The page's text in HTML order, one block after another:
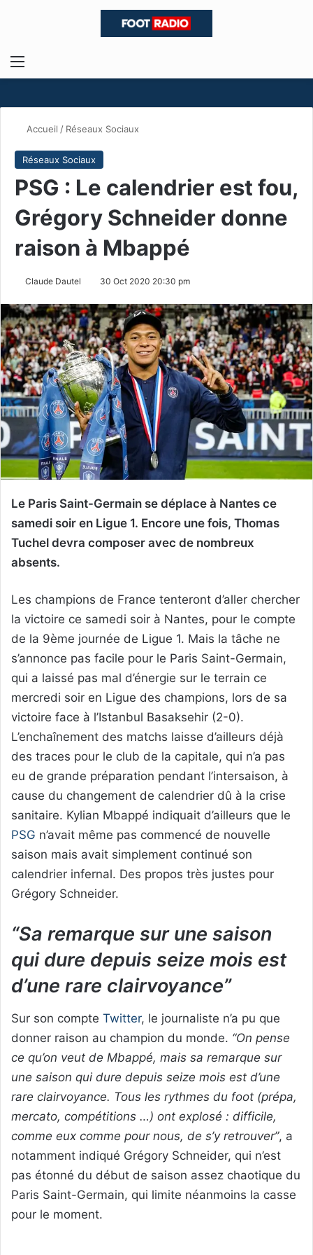
Menu
Accueil / Réseaux Sociaux
Réseaux Sociaux
PSG : Le calendrier est fou,
Grégory Schneider donne
raison à Mbappé
Claude Dautel 30 Oct 2020 20:30 pm
Le Paris Saint-Germain se déplace à Nantes ce
samedi soir en Ligue 1. Encore une fois, Thomas
Tuchel devra composer avec de nombreux
absents.
Les champions de France tenteront d’aller chercher
la victoire ce samedi soir à Nantes, pour le compte
de la 9ème journée de Ligue 1. Mais la tâche ne
s’annonce pas facile pour le Paris Saint-Germain,
qui a laissé pas mal d’énergie sur le terrain ce
mercredi soir en Ligue des champions, lors de sa
victoire face à l’Istanbul Basaksehir (2-0).
L’enchaînement des matchs laisse d’ailleurs déjà
des traces pour le club de la capitale, qui n’a pas
eu de grande préparation pendant l’intersaison, à
cause du changement de calendrier dû à la crise
sanitaire. Kylian Mbappé indiquait d’ailleurs que le
PSG n’avait même pas commencé de nouvelle
saison mais avait simplement continué son
calendrier infernal. Des propos très justes pour
Grégory Schneider.
“Sa remarque sur une saison
qui dure depuis seize mois est
d’une rare clairvoyance”
Sur son compte Twitter, le journaliste n’a pu que
donner raison au champion du monde. “On pense
ce qu’on veut de Mbappé, mais sa remarque sur
une saison qui dure depuis seize mois est d’une
rare clairvoyance. Tous les rythmes du foot (prépa,
mercato, compétitions …) ont explosé : difficile,
comme eux comme pour nous, de s’y retrouver”, a
notamment indiqué Grégory Schneider, qui n’est
pas étonné du début de saison assez chaotique du
Paris Saint-Germain, qui limite néanmoins la casse
pour le moment.